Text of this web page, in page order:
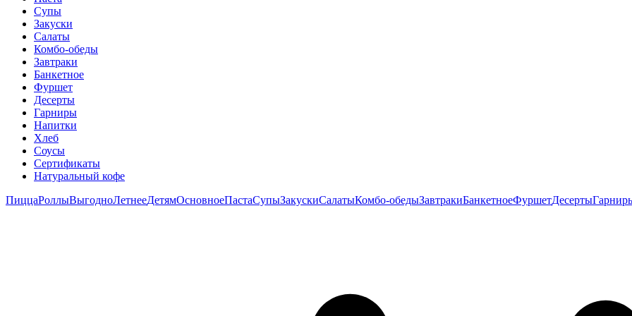
Супы
Закуски
Салаты
Комбо-обеды
Завтраки
Банкетное
Фуршет
Десерты
Гарниры
Напитки
Хлеб
Соусы
Сертификаты
Натуральный кофе
ПиццаРоллыВыгодноЛетнееДетямОсновноеПастаСупыЗакускиСалатыКомбо-обедыЗавтракиБанкетноеФуршетДесерты